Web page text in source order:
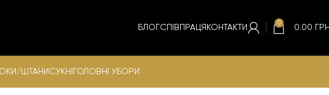
БЛОГ СПІВПРАЦЯ КОНТАКТИ
0
0.00
ШТАНИ СУКНІ ГОЛОВНІ УБОРИ